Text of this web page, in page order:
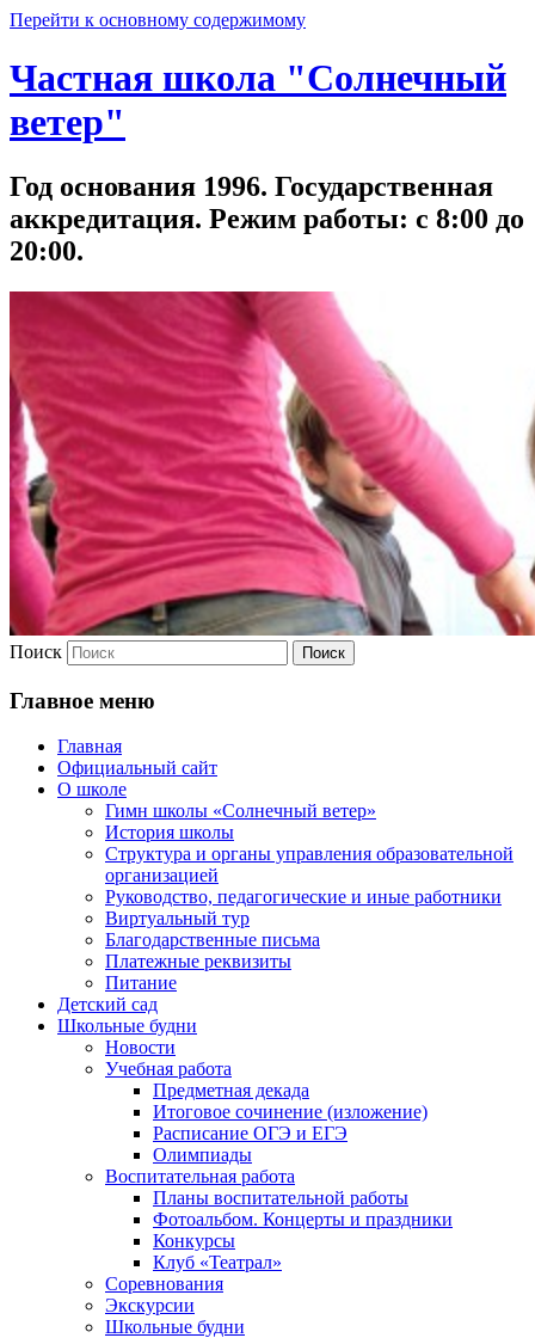
Перейти к основному содержимому
Частная школа "Солнечный
ветер"
Год основания 1996. Государственная
аккредитация. Режим работы: с 8:00 до
20:00.
Поиск
Главное меню
Главная
Официальный сайт
О школе
Гимн школы «Солнечный ветер»
История школы
Структура и органы управления образовательной
организацией
Руководство, педагогические и иные работники
Виртуальный тур
Благодарственные письма
Платежные реквизиты
Питание
Детский сад
Школьные будни
Новости
Учебная работа
Предметная декада
Итоговое сочинение (изложение)
Расписание ОГЭ и ЕГЭ
Олимпиады
Воспитательная работа
Планы воспитательной работы
Фотоальбом. Концерты и праздники
Конкурсы
Клуб «Театрал»
Соревнования
Экскурсии
Школьные будни